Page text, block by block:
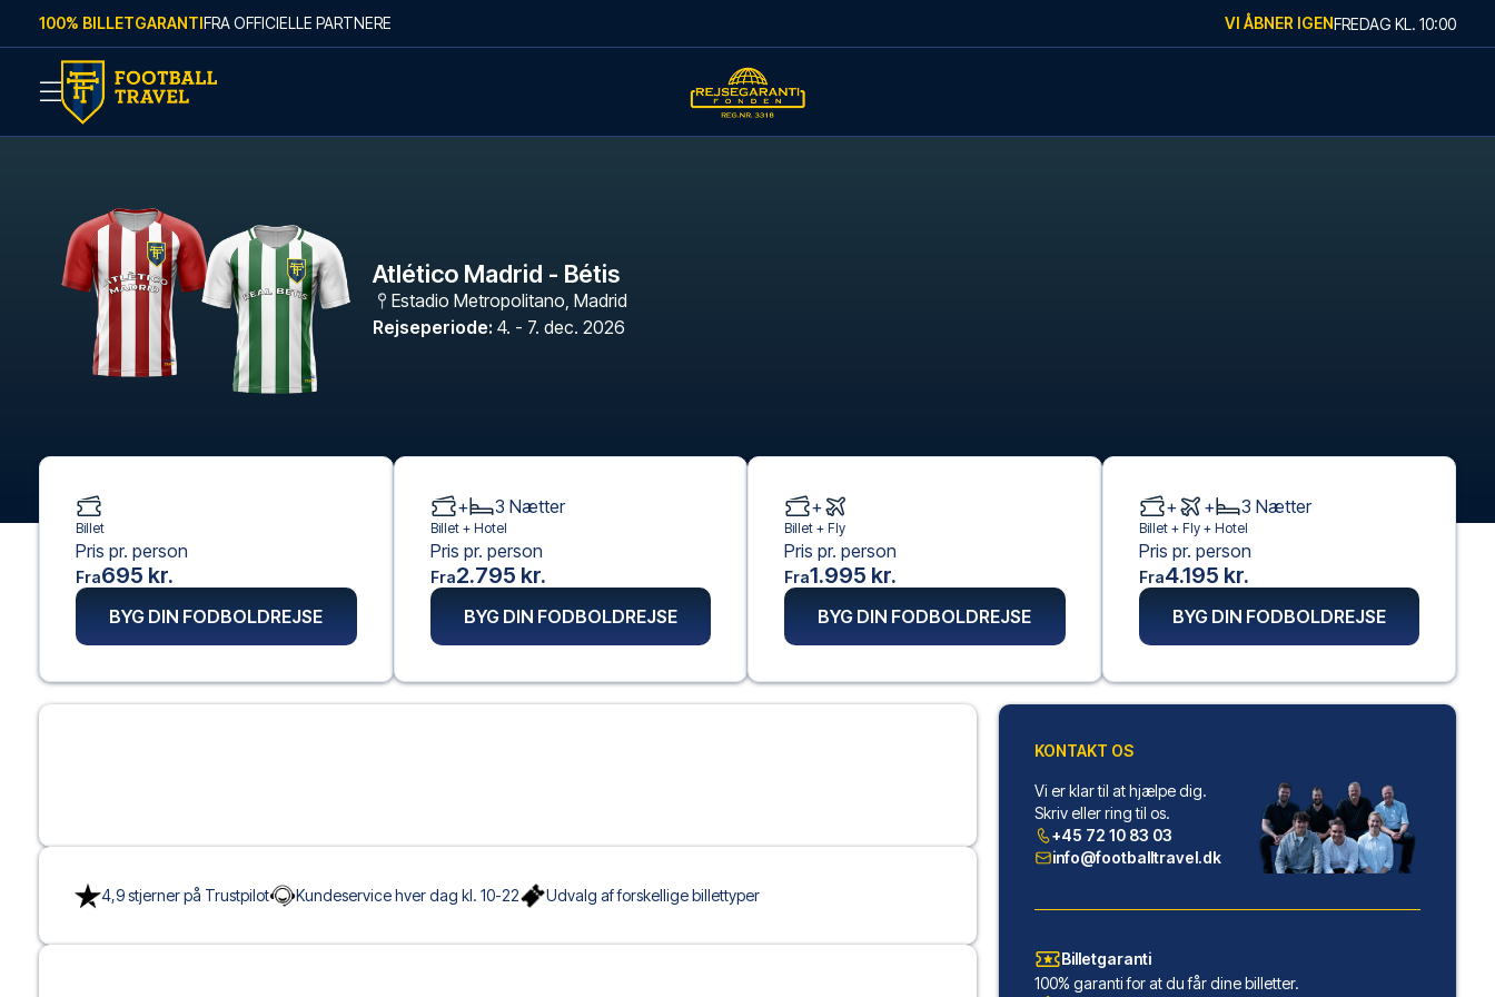
Skip to content
100% BILLETGARANTIFRA OFFICIELLE PARTNERE VI ÅBNER IGENFREDAG KL. 10:00
Atlético Madrid - Bétis
Estadio Metropolitano, Madrid
Rejseperiode: 4. - 7. dec. 2026
4,9 stjerner på Trustpilot Kundeservice hver dag kl. 10-22 Udvalg af forskellige billettyper
Billet
Pris pr. person
Fra695 kr.
BYG DIN FODBOLDREJSE
+ 3 Nætter
Billet + Hotel
Pris pr. person
Fra2.795 kr.
BYG DIN FODBOLDREJSE
+
Billet + Fly
Pris pr. person
Fra1.995 kr.
BYG DIN FODBOLDREJSE
+ + 3 Nætter
Billet + Fly+ Hotel
Pris pr. person
Fra4.195 kr.
BYG DIN FODBOLDREJSE
KONTAKT OS
Vi er klar til at hjælpe dig.
Skriv eller ring til os.
+45 72 10 83 03
info@footballtravel.dk
Billetgaranti
100% garanti for at du får dine billetter.